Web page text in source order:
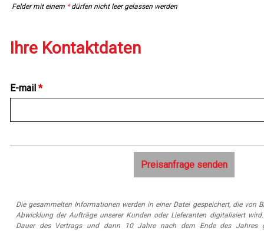
Felder mit einem *dürfen nicht leer gelassen werden
Ihre Kontaktdaten
E-mail *
Die gesammelten Informationen werden in einer Datei gespeichert, die von
Abwicklung der Aufträge unserer Kunden oder Lieferanten digitalisiert
Dauer des Vertrags und dann 10 Jahre nach dem Ende des Jahres